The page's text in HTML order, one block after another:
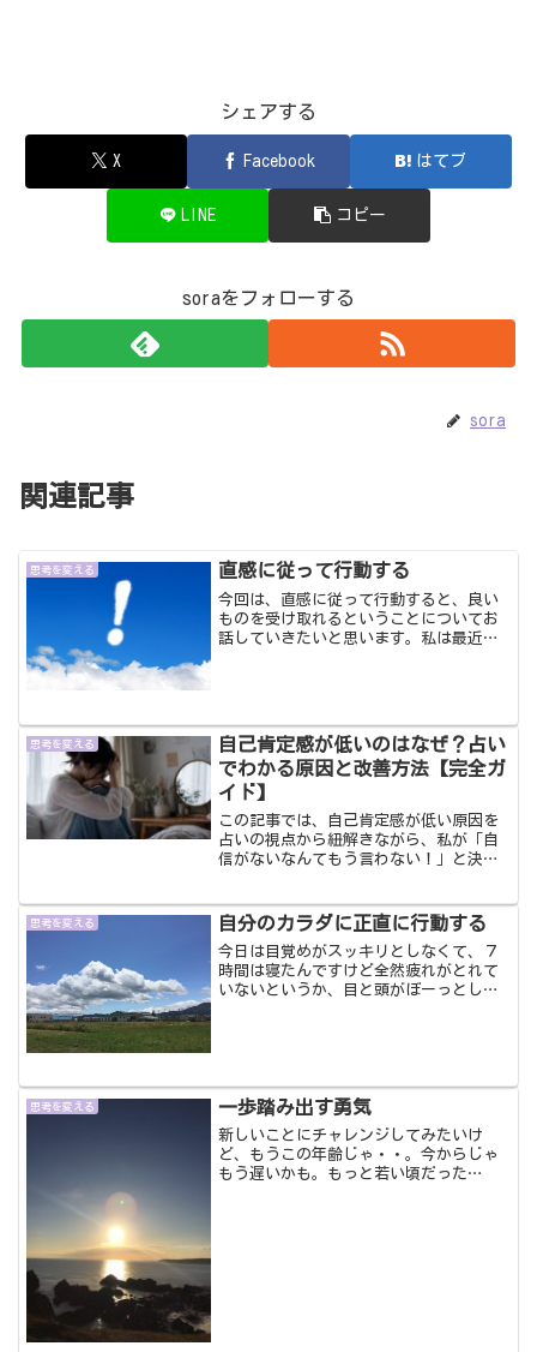
シェアする
X Facebook はてブ
LINE コピー
soraをフォローする
sora
関連記事
思考を変える 直感に従って行動する
今回は、直感に従って行動すると、良い
ものを受け取れるということについてお
話していきたいと思います。私は最近自
思考を変える
自己肯定感が低いのはなぜ？占い
でわかる原因と改善方法【完全ガ
イド】
この記事では、自己肯定感が低い原因を
占いの視点から紐解きながら、私が「自
信がないなんてもう言わない！」と決意
思考を変える 自分のカラダに正直に行動する
今日は目覚めがスッキリとしなくて、７
時間は寝たんですけど全然疲れがとれて
いないというか、目と頭がぼーっとして
思考を変える 一歩踏み出す勇気
新しいことにチャレンジしてみたいけ
ど、もうこの年齢じゃ・・。今からじゃ
もう遅いかも。もっと若い頃だった